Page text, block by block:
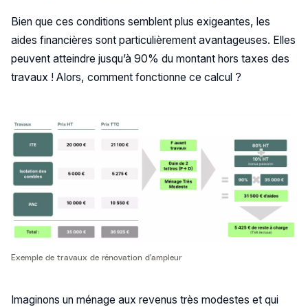
Bien que ces conditions semblent plus exigeantes, les
aides financières sont particulièrement avantageuses. Elles
peuvent atteindre jusqu’à 90% du montant hors taxes des
travaux ! Alors, comment fonctionne ce calcul ?
Exemple de travaux de rénovation d'ampleur
Imaginons un ménage aux revenus très modestes et qui